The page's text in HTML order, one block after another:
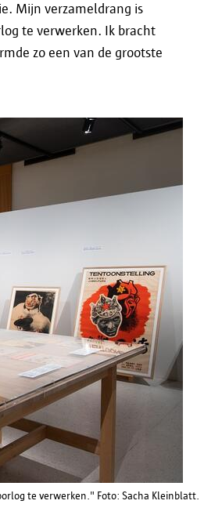
Mijn verzameldrang is
te verwerken. Ik bracht
zo een van de grootste
te verwerken." Foto: Sacha Kleinblatt.